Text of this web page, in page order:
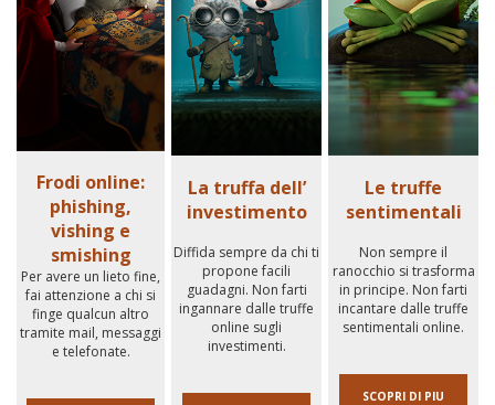
Frodi online:
phishing,
vishing e
smishing
Per avere un lieto fine,
fai attenzione a chi si
finge qualcun altro
tramite mail, messaggi
e telefonate.
La truffa dell’
investimento
Diffida sempre da chi ti
propone facili
guadagni. Non farti
ingannare dalle truffe
online sugli
investimenti.
Le truffe
sentimentali
Non sempre il
ranocchio si trasforma
in principe. Non farti
incantare dalle truffe
sentimentali online.
SCOPRI DI PIU